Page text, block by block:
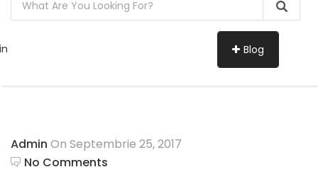
Blog
Admin On Septembrie 25, 2017
No Comments